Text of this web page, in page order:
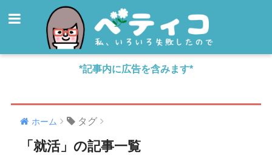
*記事内に広告を含みます*
ホーム タグ
「就活」の記事一覧